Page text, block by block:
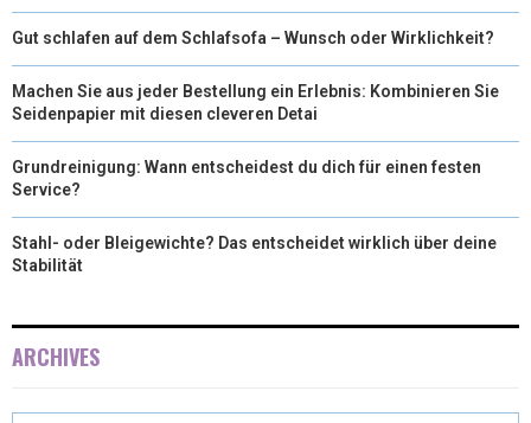
Gut schlafen auf dem Schlafsofa – Wunsch oder Wirklichkeit?
Machen Sie aus jeder Bestellung ein Erlebnis: Kombinieren Sie
Seidenpapier mit diesen cleveren Detai
Grundreinigung: Wann entscheidest du dich für einen festen
Service?
Stahl- oder Bleigewichte? Das entscheidet wirklich über deine
Stabilität
ARCHIVES